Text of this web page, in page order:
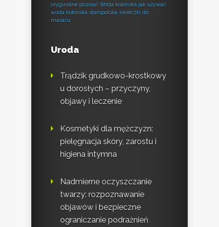
oryginalne poznań Woda kolońska jak używać
woda kolońska staropolska świeczki do
masażu
Uroda
Trądzik grudkowo-krostkowy
u dorosłych – przyczyny,
objawy i leczenie
Kosmetyki dla mężczyzn:
pielęgnacja skóry, zarostu i
higiena intymna
Nadmierne oczyszczanie
twarzy: rozpoznawanie
objawów i bezpieczne
ograniczanie podrażnień